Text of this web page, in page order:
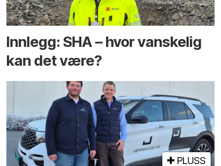
Innlegg: SHA – hvor vanskelig
kan det være?
PLUSS